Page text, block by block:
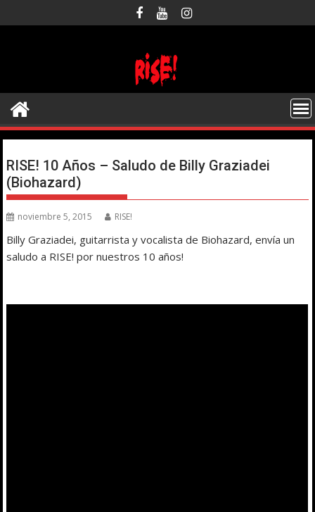
al
RISE! 10 Años – Saludo de Billy Graziadei
(Biohazard)
noviembre 5, 2015 RISE!
Billy Graziadei, guitarrista y vocalista de Biohazard, envía un
saludo a RISE! por nuestros 10 años!